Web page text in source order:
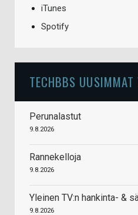
iTunes
Spotify
TECHBBS
Perunalastut
9.8.2026
Rannekelloja
9.8.2026
Yleinen TV:n hankinta- &
9.8.2026